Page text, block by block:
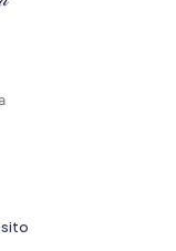
sito